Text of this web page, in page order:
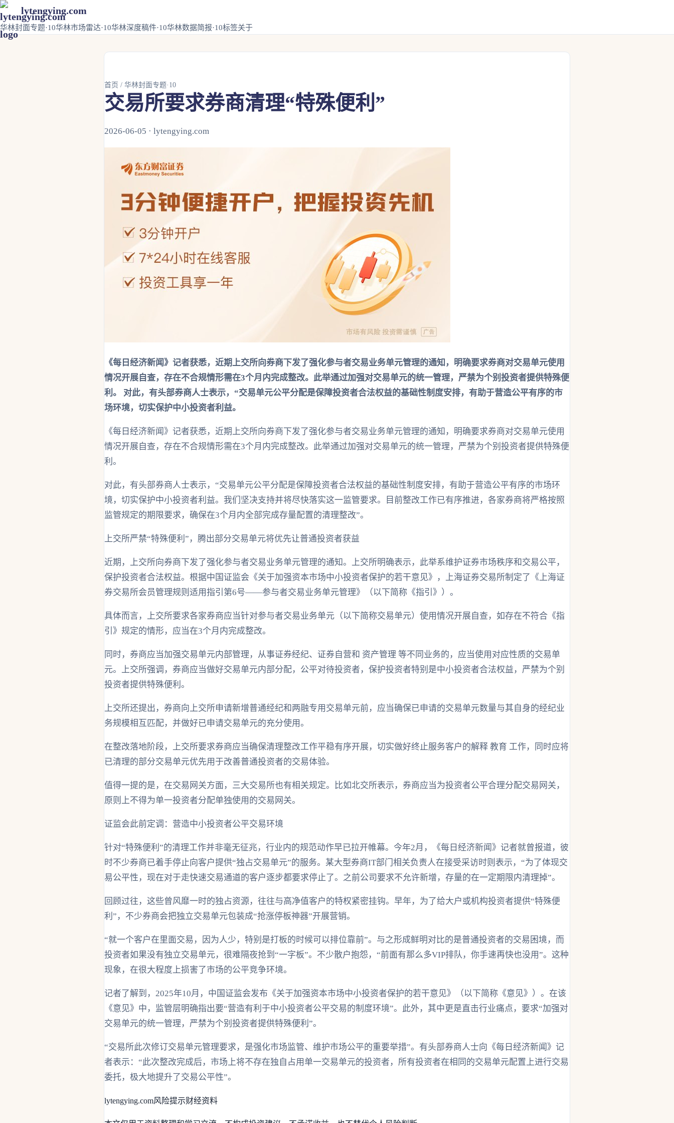
lytengying.com
华林封面专题·10华林市场雷达·10华林深度稿件·10华林数据简报·10标签关于
首页 / 华林封面专题·10
交易所要求券商清理“特殊便利”
2026-06-05 · lytengying.com
《每日经济新闻》记者获悉，近期上交所向券商下发了强化参与者交易业务单元管理的通知，明确要求券商对交易单元使用
情况开展自查，存在不合规情形需在3个月内完成整改。此举通过加强对交易单元的统一管理，严禁为个别投资者提供特殊便
利。 对此，有头部券商人士表示，“交易单元公平分配是保障投资者合法权益的基础性制度安排，有助于营造公平有序的市
场环境，切实保护中小投资者利益。
《每日经济新闻》记者获悉，近期上交所向券商下发了强化参与者交易业务单元管理的通知，明确要求券商对交易单元使用
情况开展自查，存在不合规情形需在3个月内完成整改。此举通过加强对交易单元的统一管理，严禁为个别投资者提供特殊便
利。
对此，有头部券商人士表示，“交易单元公平分配是保障投资者合法权益的基础性制度安排，有助于营造公平有序的市场环
境，切实保护中小投资者利益。我们坚决支持并将尽快落实这一监管要求。目前整改工作已有序推进，各家券商将严格按照
监管规定的期限要求，确保在3个月内全部完成存量配置的清理整改”。
上交所严禁“特殊便利”，腾出部分交易单元将优先让普通投资者获益
近期，上交所向券商下发了强化参与者交易业务单元管理的通知。上交所明确表示，此举系维护证券市场秩序和交易公平，
保护投资者合法权益。根据中国证监会《关于加强资本市场中小投资者保护的若干意见》，上海证券交易所制定了《上海证
券交易所会员管理规则适用指引第6号——参与者交易业务单元管理》（以下简称《指引》）。
具体而言，上交所要求各家券商应当针对参与者交易业务单元（以下简称交易单元）使用情况开展自查，如存在不符合《指
引》规定的情形，应当在3个月内完成整改。
同时，券商应当加强交易单元内部管理，从事证券经纪、证券自营和 资产管理 等不同业务的，应当使用对应性质的交易单
元。上交所强调，券商应当做好交易单元内部分配，公平对待投资者，保护投资者特别是中小投资者合法权益，严禁为个别
投资者提供特殊便利。
上交所还提出，券商向上交所申请新增普通经纪和两融专用交易单元前，应当确保已申请的交易单元数量与其自身的经纪业
务规模相互匹配，并做好已申请交易单元的充分使用。
在整改落地阶段，上交所要求券商应当确保清理整改工作平稳有序开展，切实做好终止服务客户的解释 教育 工作，同时应将
已清理的部分交易单元优先用于改善普通投资者的交易体验。
值得一提的是，在交易网关方面，三大交易所也有相关规定。比如北交所表示，券商应当为投资者公平合理分配交易网关，
原则上不得为单一投资者分配单独使用的交易网关。
证监会此前定调：营造中小投资者公平交易环境
针对“特殊便利”的清理工作并非毫无征兆，行业内的规范动作早已拉开帷幕。今年2月，《每日经济新闻》记者就曾报道，彼
时不少券商已着手停止向客户提供“独占交易单元”的服务。某大型券商IT部门相关负责人在接受采访时则表示，“为了体现交
易公平性，现在对于走快速交易通道的客户逐步都要求停止了。之前公司要求不允许新增，存量的在一定期限内清理掉”。
回顾过往，这些曾风靡一时的独占资源，往往与高净值客户的特权紧密挂钩。早年，为了给大户或机构投资者提供“特殊便
利”，不少券商会把独立交易单元包装成“抢涨停板神器”开展营销。
“就一个客户在里面交易，因为人少，特别是打板的时候可以排位靠前”。与之形成鲜明对比的是普通投资者的交易困境，而
投资者如果没有独立交易单元，很难隔夜抢到“一字板”。不少散户抱怨，“前面有那么多VIP排队，你手速再快也没用”。这种
现象，在很大程度上损害了市场的公平竞争环境。
记者了解到，2025年10月，中国证监会发布《关于加强资本市场中小投资者保护的若干意见》（以下简称《意见》）。在该
《意见》中，监管层明确指出要“营造有利于中小投资者公平交易的制度环境”。此外，其中更是直击行业痛点，要求“加强对
交易单元的统一管理，严禁为个别投资者提供特殊便利”。
“交易所此次修订交易单元管理要求，是强化市场监管、维护市场公平的重要举措”。有头部券商人士向《每日经济新闻》记
者表示：“此次整改完成后，市场上将不存在独自占用单一交易单元的投资者，所有投资者在相同的交易单元配置上进行交易
委托，极大地提升了交易公平性”。
lytengying.com风险提示财经资料